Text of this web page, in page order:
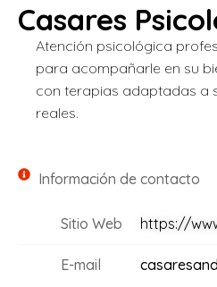
Casares
Atención psicológica
para acompañarle en su
con terapias adaptadas a
reales.
Información de contacto
Sitio Web https://
E-mail